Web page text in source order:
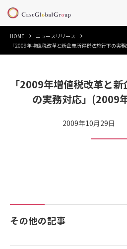
HOME
ニュースリリース
「2009年増値税改革と新企業所得税法施行下の実
「2009年増値税改革と
の実務対応」(2009
2009年10月29日
その他の記事